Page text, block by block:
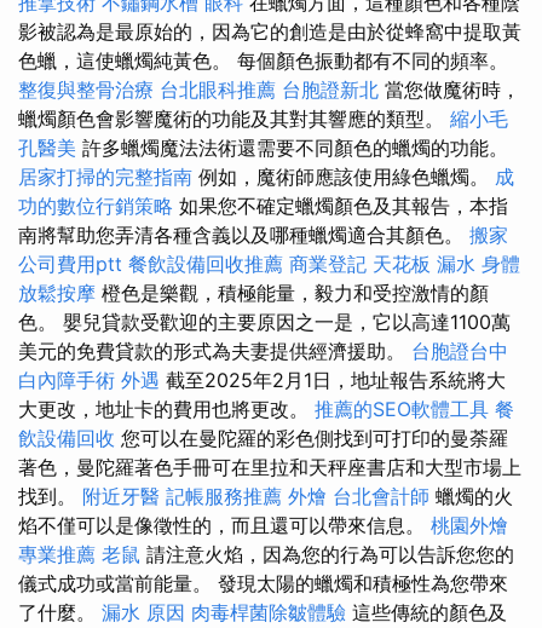
影被認為是最原始的，因為它的創造是由於從蜂窩中提取黃
色蠟，這使蠟燭純黃色。 每個顏色振動都有不同的頻率。
整復與整骨治療 台北眼科推薦 台胞證新北 當您做魔術時，
蠟燭顏色會影響魔術的功能及其對其響應的類型。 縮小毛
孔醫美 許多蠟燭魔法法術還需要不同顏色的蠟燭的功能。
居家打掃的完整指南 例如，魔術師應該使用綠色蠟燭。 成
功的數位行銷策略 如果您不確定蠟燭顏色及其報告，本指
南將幫助您弄清各種含義以及哪種蠟燭適合其顏色。 搬家
公司費用ptt 餐飲設備回收推薦 商業登記 天花板 漏水 身體
放鬆按摩 橙色是樂觀，積極能量，毅力和受控激情的顏
色。 嬰兒貸款受歡迎的主要原因之一是，它以高達1100萬
美元的免費貸款的形式為夫妻提供經濟援助。 台胞證台中
白內障手術 外遇 截至2025年2月1日，地址報告系統將大
大更改，地址卡的費用也將更改。 推薦的SEO軟體工具 餐
飲設備回收 您可以在曼陀羅的彩色側找到可打印的曼荼羅
著色，曼陀羅著色手冊可在里拉和天秤座書店和大型市場上
找到。 附近牙醫 記帳服務推薦 外燴 台北會計師 蠟燭的火
焰不僅可以是像徵性的，而且還可以帶來信息。 桃園外燴
專業推薦 老鼠 請注意火焰，因為您的行為可以告訴您您的
儀式成功或當前能量。 發現太陽的蠟燭和積極性為您帶來
了什麼。 漏水 原因 肉毒桿菌除皺體驗 這些傳統的顏色及